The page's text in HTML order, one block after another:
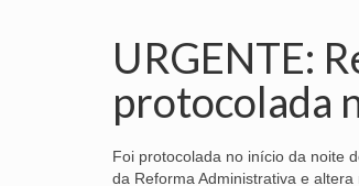
URGENTE:
protocolada
Foi protocolada no início da noite
da Reforma Administrativa e